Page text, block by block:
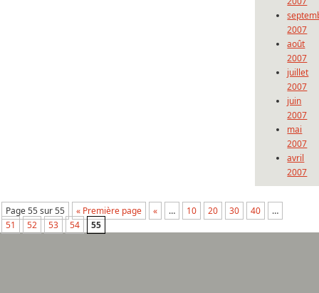
2007
août
2007
juillet
2007
juin
2007
mai
2007
avril
2007
Page 55 sur 55 « Première page « … 10 20 30 40
…
51
52 53 54 55